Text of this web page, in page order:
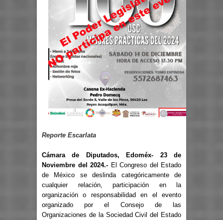
Reporte Escarlata
Cámara de Diputados, Edoméx- 23 de
Noviembre del 2024.- El Congreso del Estado
de México se deslinda categóricamente de
cualquier relación, participación en la
organización o responsabilidad en el evento
organizado por el Consejo de las
Organizaciones de la Sociedad Civil del Estado